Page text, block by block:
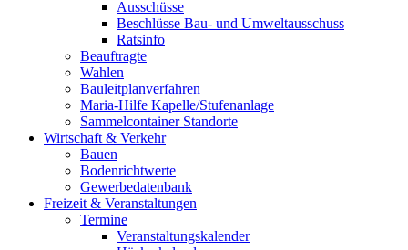
Ausschüsse
Beschlüsse Bau- und Umweltausschuss
Ratsinfo
Beauftragte
Wahlen
Bauleitplanverfahren
Maria-Hilfe Kapelle/Stufenanlage
Sammelcontainer Standorte
Wirtschaft & Verkehr
Bauen
Bodenrichtwerte
Gewerbedatenbank
Freizeit & Veranstaltungen
Termine
Veranstaltungskalender